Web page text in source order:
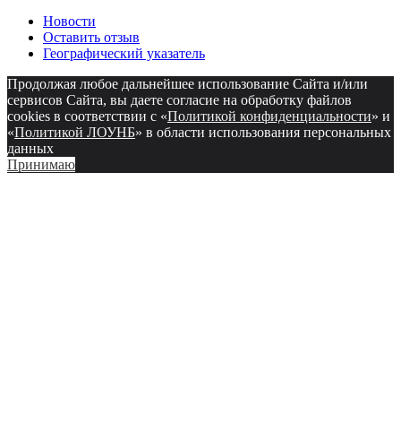
Новости
Оставить отзыв
Географический указатель
Продолжая любое дальнейшее использование Сайта и/или
сервисов Сайта, вы даете согласие на обработку файлов
cookies в соответствии с «Политикой конфиденциальности» и
«Политикой ЛОУНБ» в области использования персональных
данных
Принимаю